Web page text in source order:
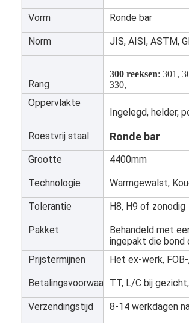
Thuis
Producten
Video's
Over Ons
Vorm Ronde bar
Norm JIS, AISI, ASTM,
Rang
300 reeksen: 301,
330,
Oppervlakte
Ingelegd, helder,
Roestvrij staal Ronde bar
Grootte 4400mm
Technologie Warmgewalst,
Tolerantie H8, H9 of zonodig
Pakket
Behandeld met
ingepakt die bond
Prijstermijnen
Het ex-werk, FOB-
BetalingsvoorwaardenTT, L/C bij
Verzendingstijd 8-14 werkdagen